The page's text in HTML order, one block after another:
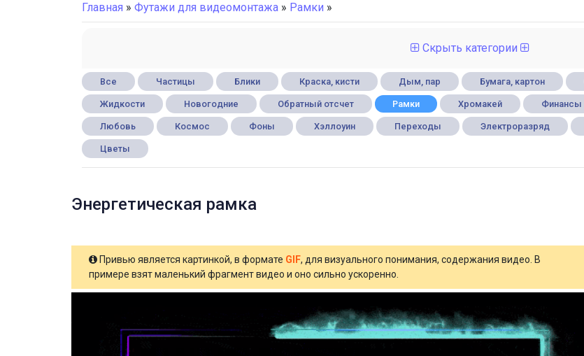
Главная » Футажи для видеомонтажа » Рамки »
Скрыть категории
Все Частицы Блики Краска, кисти Дым, пар Бумага, картон
Жидкости Новогодние Обратный отсчет Рамки Хромакей Финансы
Любовь Космос Фоны Хэллоуин Переходы Электроразряд
Цветы
Энергетическая рамка
Привью является картинкой, в формате GIF, для визуального понимания, содержания видео. В
примере взят маленький фрагмент видео и оно сильно ускоренно.